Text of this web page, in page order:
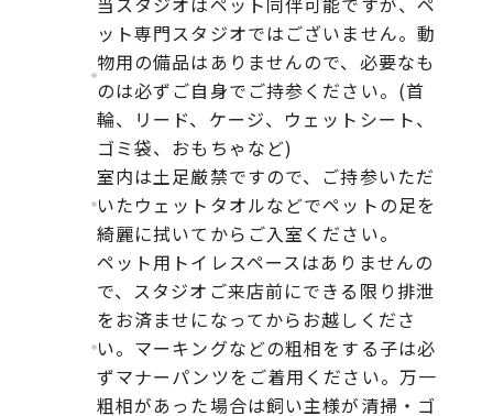
ット専門スタジオではございません。動
物用の備品はありませんので、必要なも
のは必ずご自身でご持参ください。(首
輪、リード、ケージ、ウェットシート、
ゴミ袋、おもちゃなど)
室内は土足厳禁ですので、ご持参いただ
いたウェットタオルなどでペットの足を
綺麗に拭いてからご入室ください。
ペット用トイレスペースはありませんの
で、スタジオご来店前にできる限り排泄
をお済ませになってからお越しくださ
い。マーキングなどの粗相をする子は必
ずマナーパンツをご着用ください。万一
粗相があった場合は飼い主様が清掃・ゴ